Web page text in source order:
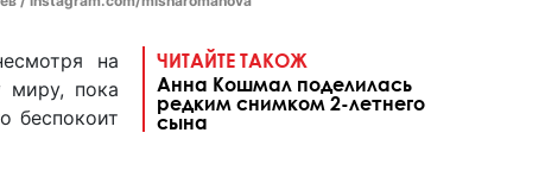
ЧИТАЙТЕ ТАКОЖ
Анна Кошмал поделилась
редким снимком 2-летнего
сына
на
миру, пока
беспокоит